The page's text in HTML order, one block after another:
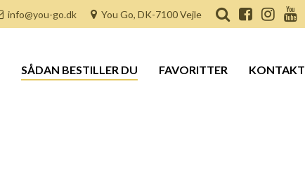
info@you-go.dk You Go, DK-7100 Vejle
SÅDAN BESTILLER DU FAVORITTER KONTAKT